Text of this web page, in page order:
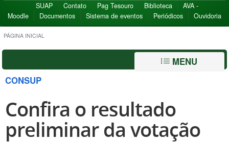
SUAP Contato Pag Tesouro Biblioteca
AVA -
Moodle
Documentos Sistema de eventos Periódicos Ouvidoria
PÁGINA INICIAL
MENU
CONSUP
Confira o resultado
preliminar da votação